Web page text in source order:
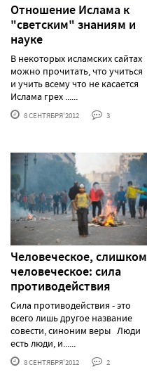
Отношение Ислама к
"светским" знаниям и
науке
В некоторых исламских сайтах
можно прочитать, что учиться
и учить всему что не касается
Ислама грех ......
8 СЕНТЯБРЯ'2012 3
Человеческое, слишком
человеческое: сила
противодействия
Сила противодействия - это
всего лишь другое название
совести, синоним веры Люди
есть люди, и......
8 СЕНТЯБРЯ'2012 2